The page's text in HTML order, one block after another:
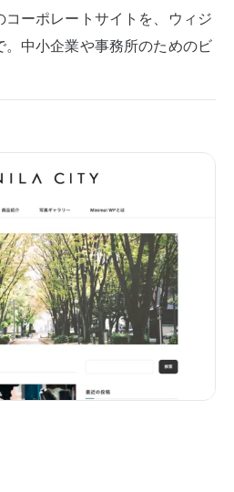
ーポレートサイトを、ウィジ
中小企業や事務所のためのビ